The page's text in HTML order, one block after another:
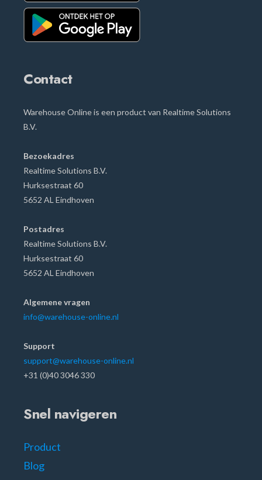
Contact
Warehouse Online is een product van Realtime Solutions
B.V.
Bezoekadres
Realtime Solutions B.V.
Hurksestraat 60
5652 AL Eindhoven
Postadres
Realtime Solutions B.V.
Hurksestraat 60
5652 AL Eindhoven
Algemene vragen
info@warehouse-online.nl
Support
support@warehouse-online.nl
+31 (0)40 3046 330
Snel navigeren
Product
Blog